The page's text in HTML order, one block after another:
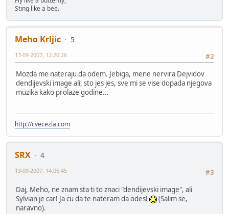
Sting like a bee.
Meho Krljic
5
#2
13-09-2007, 12:20:26
Mozda me nateraju da odem. Jebiga, mene nervira Dejvidov
dendijevski image ali, sto jes jes, sve mi se vise dopada njegova
muzika kako prolaze godine...
http://cvecezla.com
SRX
4
#3
13-09-2007, 14:06:45
Daj, Meho, ne znam sta ti to znaci "dendijevski image", ali
Sylvian je car! Ja cu da te nateram da odes!
(Salim se,
naravno).